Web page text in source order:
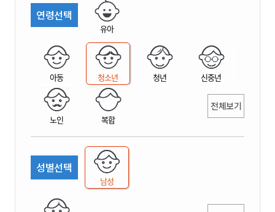
연령선택
유아
아동 청소년 청년 신중년
노인 복합
전체보기
성별선택
남성